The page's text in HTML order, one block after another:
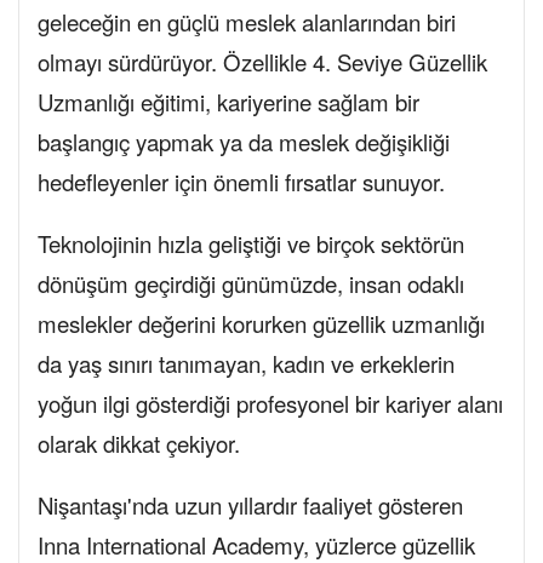
geleceğin en güçlü meslek alanlarından biri
olmayı sürdürüyor. Özellikle 4. Seviye Güzellik
Uzmanlığı eğitimi, kariyerine sağlam bir
başlangıç yapmak ya da meslek değişikliği
hedefleyenler için önemli fırsatlar sunuyor.
Teknolojinin hızla geliştiği ve birçok sektörün
dönüşüm geçirdiği günümüzde, insan odaklı
meslekler değerini korurken güzellik uzmanlığı
da yaş sınırı tanımayan, kadın ve erkeklerin
yoğun ilgi gösterdiği profesyonel bir kariyer alanı
olarak dikkat çekiyor.
Nişantaşı'nda uzun yıllardır faaliyet gösteren
Inna International Academy, yüzlerce güzellik